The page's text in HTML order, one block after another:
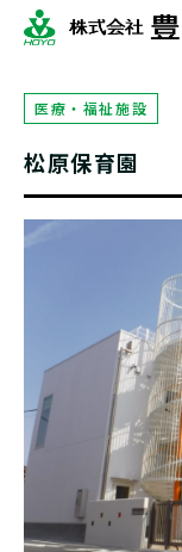
医療・福祉施設
松原保育園